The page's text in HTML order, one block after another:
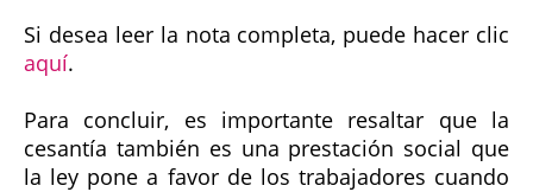
Si desea leer la nota completa, puede hacer clic
aquí.
Para concluir, es importante resaltar que la
cesantía también es una prestación social que
la ley pone a favor de los trabajadores cuando